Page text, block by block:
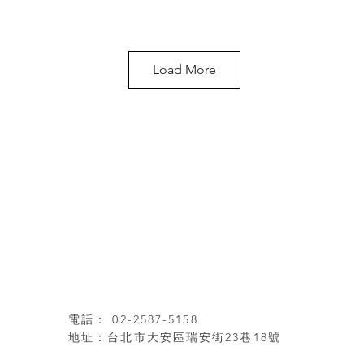
Load More
電話： 02-2587-5158
地址：台北市大安區瑞安街23巷18號